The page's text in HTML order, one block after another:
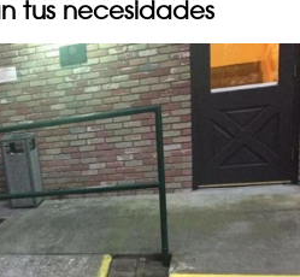
tus necesidades